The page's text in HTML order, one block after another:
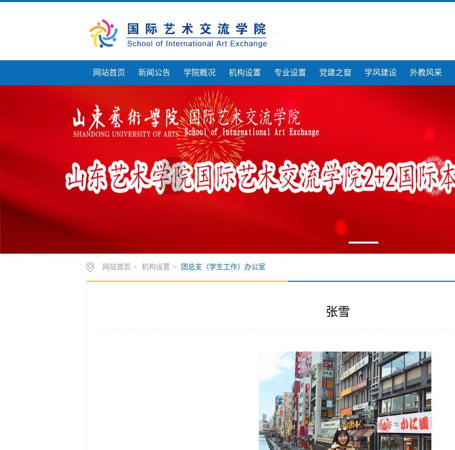
网站首页 新闻公告 学院概况 机构设置 专业设置 党建之窗 学风建设 外教风采
网站首页 > 机构设置 > 团总支（学生工作）办公室
张雪